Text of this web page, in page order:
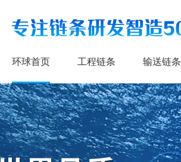
环球首页 工程链条 输送链条